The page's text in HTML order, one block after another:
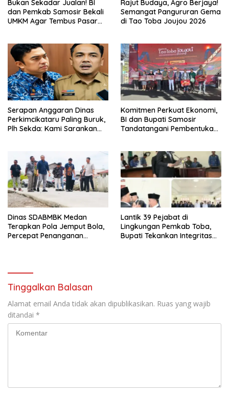
Bukan Sekadar Jualan! BI
dan Pemkab Samosir Bekali
UMKM Agar Tembus Pasar
Rajut Budaya, Agro Berjaya!
Semangat Pangururan Gema
di Tao Toba Joujou 2026
Serapan Anggaran Dinas
Perkimcikataru Paling Buruk,
Plh Sekda: Kami Sarankan
Komitmen Perkuat Ekonomi,
BI dan Bupati Samosir
Tandatangani Pembentukan
Dinas SDABMBK Medan
Terapkan Pola Jemput Bola,
Percepat Penanganan
Lantik 39 Pejabat di
Lingkungan Pemkab Toba,
Bupati Tekankan Integritas
Tinggalkan Balasan
Alamat email Anda tidak akan dipublikasikan. Ruas yang wajib
ditandai *